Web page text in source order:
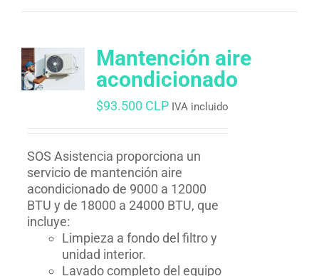
Mantención aire
acondicionado
$93.500 CLP IVA incluido
SOS Asistencia proporciona un
servicio de mantención aire
acondicionado de 9000 a 12000
BTU y de 18000 a 24000 BTU, que
incluye:
Limpieza a fondo del filtro y
unidad interior.
Lavado completo del equipo